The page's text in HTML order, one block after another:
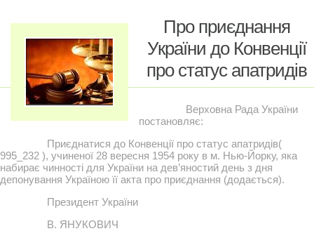
Про приєднання
України до Конвенції
про статус апатридів
Верховна Рада України
постановляє:
Приєднатися до Конвенції про статус апатридів(
995_232 ), учиненої 28 вересня 1954 року в м. Нью-Йорку, яка
набирає чинності для України на дев’яностий день з дня
депонування Україною її акта про приєднання (додається).
Президент України
В. ЯНУКОВИЧ